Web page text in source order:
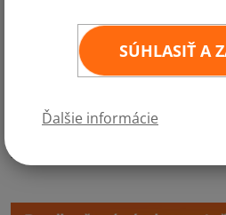
SÚHLASIŤ A
Ďalšie informácie
púmp, predajcov pneumatík, výrobných
brán štátnych inštitúcií.
Vlajkové stožiare nižšie sú zhotovené z
kompletný, vrátane všetkých
podľa návodu pätku zabetónovať a
stožiare vlajok, kde nájdete všetky